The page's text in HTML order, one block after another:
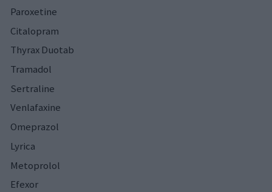
Paroxetine
Citalopram
Thyrax Duotab
Tramadol
Sertraline
Venlafaxine
Omeprazol
Lyrica
Metoprolol
Efexor